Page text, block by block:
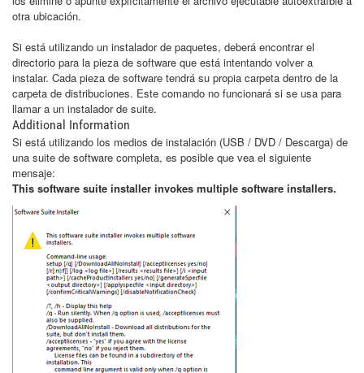
otra ubicación.
Si está utilizando un instalador de paquetes, deberá encontrar el
directorio para la pieza de software que está intentando volver a
instalar. Cada pieza de software tendrá su propia carpeta dentro de la
carpeta de distribuciones. Este comando no funcionará si se usa para
llamar a un instalador de suite.
Additional Information
Si está utilizando los medios de instalación (USB / DVD / Descarga) de
una suite de software completa, es posible que vea el siguiente
mensaje:
This software suite installer invokes multiple software installers.